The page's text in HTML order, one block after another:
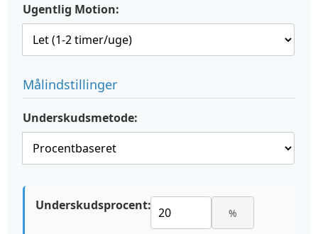
Ugentlig Motion:
Målindstillinger
Underskudsmetode:
Underskudsprocent: %